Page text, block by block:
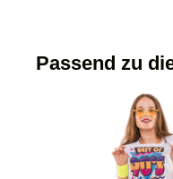
Passend zu